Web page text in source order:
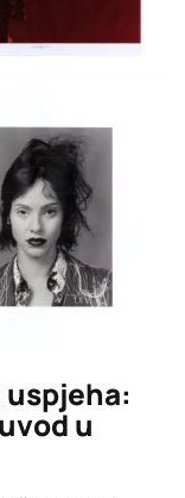
uspjeha:
u